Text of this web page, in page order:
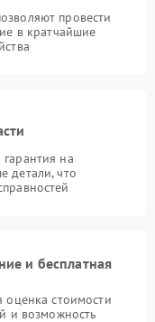
провести
в кратчайшие
на
детали, что
и бесплатная
оценка стоимости
и возможность